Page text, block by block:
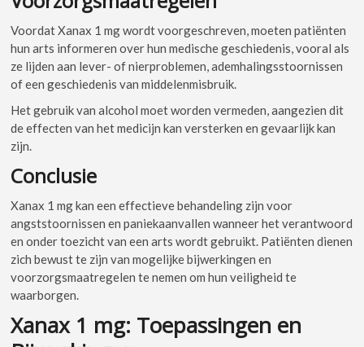
Voordat Xanax 1 mg wordt voorgeschreven, moeten patiënten
hun arts informeren over hun medische geschiedenis, vooral als
ze lijden aan lever- of nierproblemen, ademhalingsstoornissen
of een geschiedenis van middelenmisbruik.
Het gebruik van alcohol moet worden vermeden, aangezien dit
de effecten van het medicijn kan versterken en gevaarlijk kan
zijn.
Conclusie
Xanax 1 mg kan een effectieve behandeling zijn voor
angststoornissen en paniekaanvallen wanneer het verantwoord
en onder toezicht van een arts wordt gebruikt. Patiënten dienen
zich bewust te zijn van mogelijke bijwerkingen en
voorzorgsmaatregelen te nemen om hun veiligheid te
waarborgen.
Xanax 1 mg: Toepassingen en